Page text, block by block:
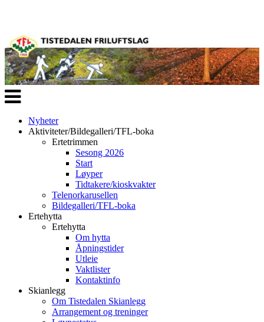
Veksle
navigasjon
Nyheter
Aktiviteter/Bildegalleri/TFL-boka
Ertetrimmen
Sesong 2026
Start
Løyper
Tidtakere/kioskvakter
Telenorkarusellen
Bildegalleri/TFL-boka
Ertehytta
Ertehytta
Om hytta
Åpningstider
Utleie
Vaktlister
Kontaktinfo
Skianlegg
Om Tistedalen Skianlegg
Arrangement og treninger